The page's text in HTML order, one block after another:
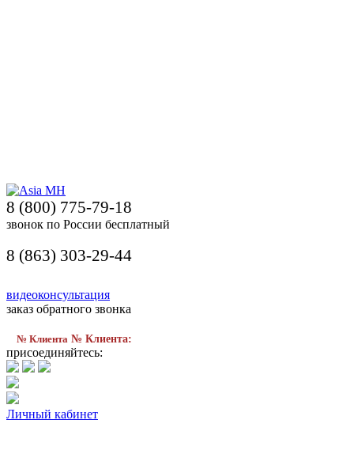
8 (800) 775-79-18
звонок по России бесплатный
8 (863) 303-29-44
видеоконсультация
заказ обратного звонка
№ Клиента № Клиента:
присоединяйтесь:
Личный кабинет